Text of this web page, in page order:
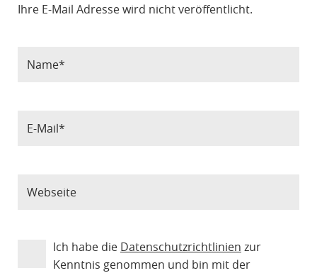
Ihre E-Mail Adresse wird nicht veröffentlicht.
Ich habe die Datenschutzrichtlinien zur
Kenntnis genommen und bin mit der